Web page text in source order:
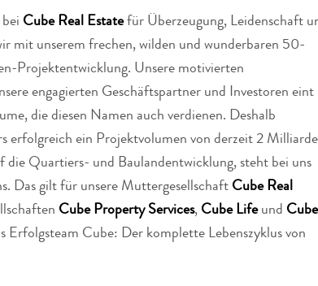
Cube Real Estatefür Überzeugung, Leidenschaft
mit unserem frechen, wilden und wunderbaren 50-
Projektentwicklung. Unsere motivierten
engagierten Geschäftspartner und Investoren eint
die diesen Namen auch verdienen. Deshalb
erfolgreich ein Projektvolumen von derzeit 2
die Quartiers- und Baulandentwicklung, steht bei uns
Das gilt für unsere Muttergesellschaft Cube Real
Cube Property Services, Cube Life und Cube
Erfolgsteam Cube: Der komplette Lebenszyklus von